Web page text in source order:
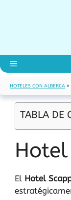
Menú
HOTELES CON ALBERCA »
TABLA DE
El Hotel